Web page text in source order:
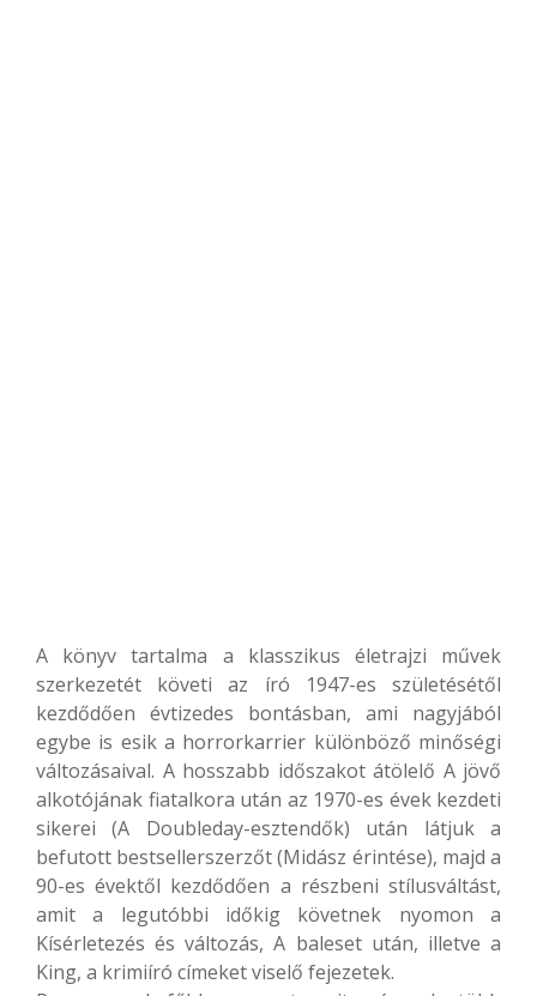
A könyv tartalma a klasszikus életrajzi művek
szerkezetét követi az író 1947-es születésétől
kezdődően évtizedes bontásban, ami nagyjából
egybe is esik a horrorkarrier különböző minőségi
változásaival. A hosszabb időszakot átölelő A jövő
alkotójának fiatalkora után az 1970-es évek kezdeti
sikerei (A Doubleday-esztendők) után látjuk a
befutott bestsellerszerzőt (Midász érintése), majd a
90-es évektől kezdődően a részbeni stílusváltást,
amit a legutóbbi időkig követnek nyomon a
Kísérletezés és változás, A baleset után, illetve a
King, a krimiíró címeket viselő fejezetek.